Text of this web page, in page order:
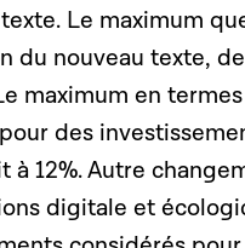
Le maximum
du nouveau texte,
maximum en
des
12%. Autre
digitale et